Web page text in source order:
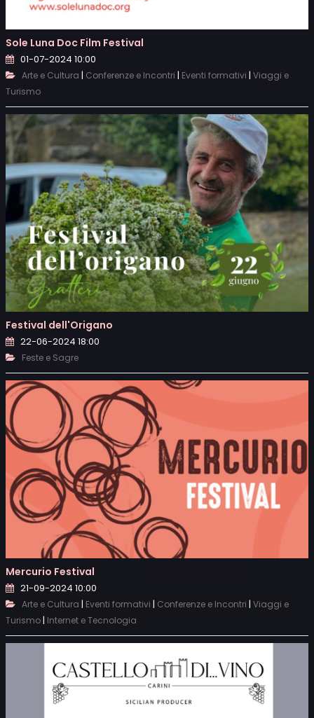
Sole Luna Doc Film Festival
01-07-2024 10:00
Arte e Cultura | Conferenze e Incontri | Eventi formativi | Viaggi e
Turismo
Festival dell'Origano
22-06-2024 18:00
Feste e Sagre
Mercurio Festival
21-09-2024 10:00
Arte e Cultura | Eventi formativi | Conferenze e Incontri | Viaggi e
Turismo | Internet e Tecnologia